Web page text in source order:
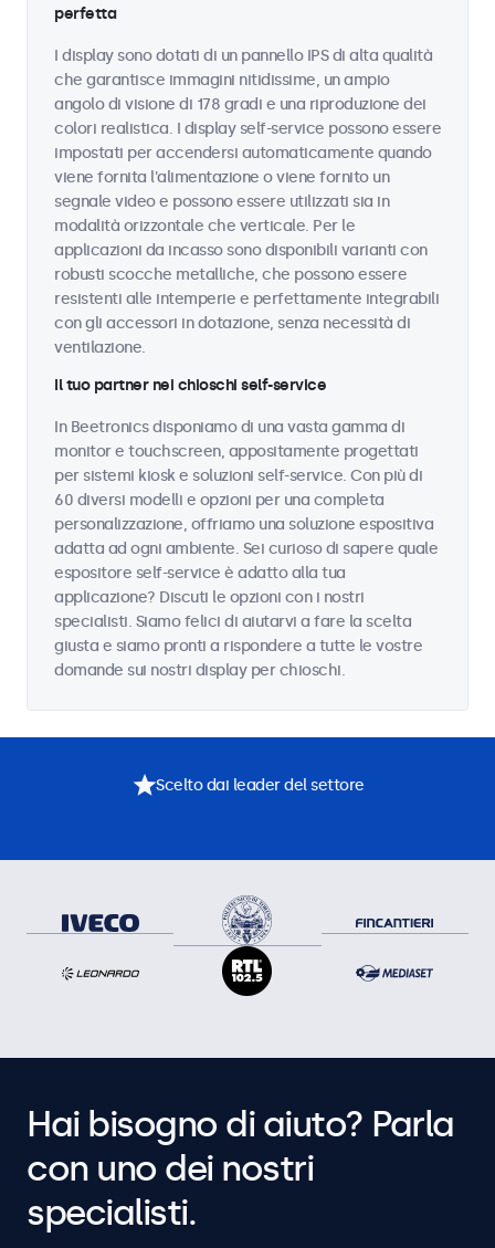
perfetta
I display sono dotati di un pannello IPS di alta qualità
che garantisce immagini nitidissime, un ampio
angolo di visione di 178 gradi e una riproduzione dei
colori realistica. I display self-service possono essere
impostati per accendersi automaticamente quando
viene fornita l'alimentazione o viene fornito un
segnale video e possono essere utilizzati sia in
modalità orizzontale che verticale. Per le
applicazioni da incasso sono disponibili varianti con
robusti scocche metalliche, che possono essere
resistenti alle intemperie e perfettamente integrabili
con gli accessori in dotazione, senza necessità di
ventilazione.
Il tuo partner nei chioschi self-service
In Beetronics disponiamo di una vasta gamma di
monitor e touchscreen, appositamente progettati
per sistemi kiosk e soluzioni self-service. Con più di
60 diversi modelli e opzioni per una completa
personalizzazione, offriamo una soluzione espositiva
adatta ad ogni ambiente. Sei curioso di sapere quale
espositore self-service è adatto alla tua
applicazione? Discuti le opzioni con i nostri
specialisti. Siamo felici di aiutarvi a fare la scelta
giusta e siamo pronti a rispondere a tutte le vostre
domande sui nostri display per chioschi.
Scelto dai leader del settore
Hai bisogno di aiuto? Parla
con uno dei nostri
specialisti.